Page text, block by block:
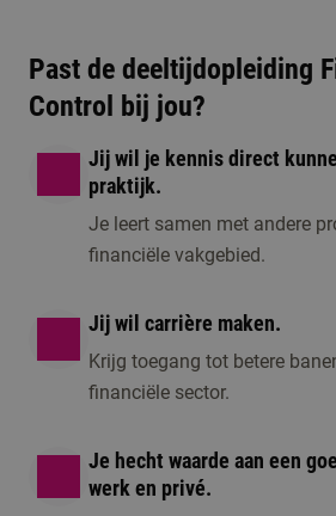
activiteiten om kennis
te maken met de
Past de deeltijdopleiding
Control bij jou?
Jij wil je kennis direct
praktijk.
Je leert samen met andere
financiële vakgebied.
Jij wil carrière maken.
Krijg toegang tot betere
financiële sector.
Je hecht waarde aan een
werk en privé.